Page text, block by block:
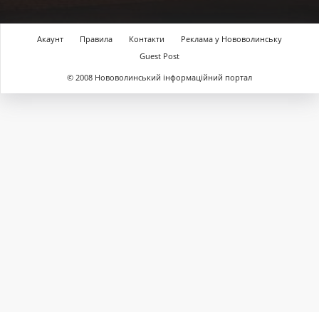
Акаунт Правила Контакти
Реклама у Нововолинську
Guest Post
© 2008 Нововолинський інформаційний портал